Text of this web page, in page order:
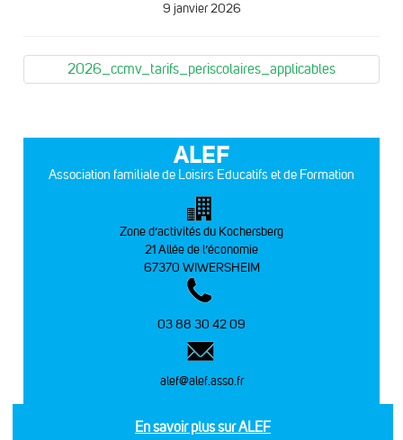
9 janvier 2026
2026_ccmv_tarifs_periscolaires_applicables
ALEF
Association familiale de Loisirs Educatifs et de Formation
Zone d’activités du Kochersberg
21 Allée de l’économie
67370 WIWERSHEIM
03 88 30 42 09
alef@alef.asso.fr
En savoir plus sur ALEF